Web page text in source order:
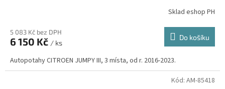
Sklad eshop PH
5 083 Kč bez DPH
6 150 Kč / ks
Do košíku
Autopotahy CITROEN JUMPY III, 3 místa, od r. 2016-2023.
Kód: AM-85418